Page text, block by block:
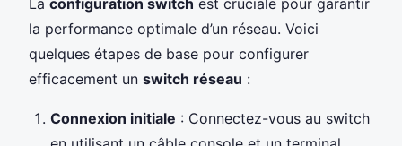
la performance optimale d’un réseau. Voici
quelques étapes de base pour configurer
efficacement un switch réseau :
Connexion initiale : Connectez-vous au switch